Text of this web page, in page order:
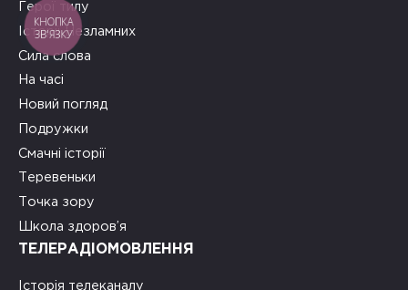
Герої тилу
Історії Незламних
Сила слова
На часі
Новий погляд
Подружки
Смачні історії
Теревеньки
Точка зору
Школа здоров’я
ТЕЛЕРАДІОМОВЛЕННЯ
Історія телеканалу
КНОПКА
ЗВ'ЯЗКУ